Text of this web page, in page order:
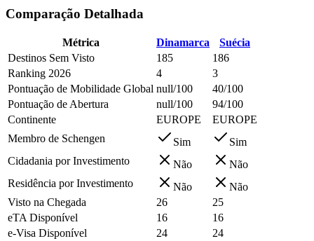
Comparação Detalhada
Métrica Dinamarca
Suécia
Destinos Sem Visto
185
186
Ranking 2026
4
3
Pontuação de Mobilidade Global null/100
40/100
Pontuação de Abertura
null/100
94/100
Continente
EUROPE
EUROPE
Membro de Schengen
Sim
Sim
Cidadania por Investimento
Não
Não
Residência por Investimento
Não
Não
Visto na Chegada
26
25
eTA Disponível
16
16
e-Visa Disponível
24
24